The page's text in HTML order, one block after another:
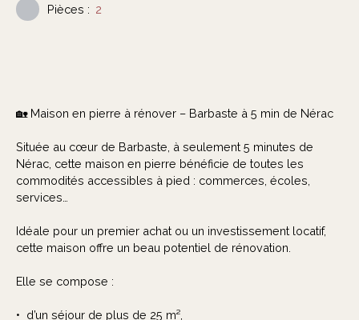
Pièces : 2
🏡 Maison en pierre à rénover – Barbaste à 5 min de Nérac
Située au cœur de Barbaste, à seulement 5 minutes de
Nérac, cette maison en pierre bénéficie de toutes les
commodités accessibles à pied : commerces, écoles,
services…
Idéale pour un premier achat ou un investissement locatif,
cette maison offre un beau potentiel de rénovation.
Elle se compose :
•⁠ ⁠d’un séjour de plus de 25 m²,